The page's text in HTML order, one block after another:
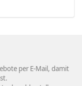
per E-Mail, damit